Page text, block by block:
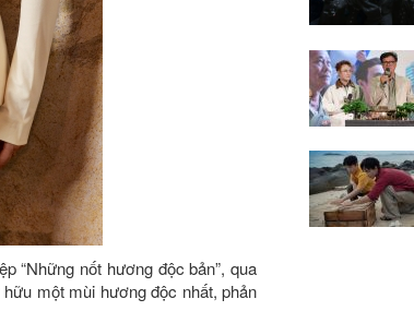
“Những nốt hương độc bản”, qua
một mùi hương độc nhất, phản